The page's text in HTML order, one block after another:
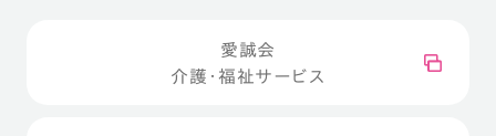
愛誠会
介護・福祉サービス